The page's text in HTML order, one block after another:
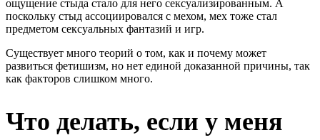
ощущение стыда стало для него сексуализированным. А
поскольку стыд ассоциировался с мехом, мех тоже стал
предметом сексуальных фантазий и игр.
Существует много теорий о том, как и почему может
развиться фетишизм, но нет единой доказанной причины, так
как факторов слишком много.
Что делать, если у меня